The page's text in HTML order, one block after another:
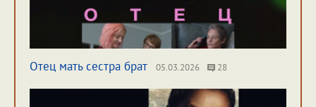
Отец мать сестра брат 05.03.2026 28